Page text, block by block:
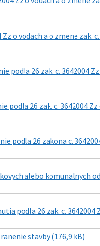
o vodach a o zmene
podla 26 zak. c. 3642004
26 zak. c. 3642004
podla 26 zakona c.
alebo komunalnych
podla 26 zak. c.
stavby (176,9 kB)